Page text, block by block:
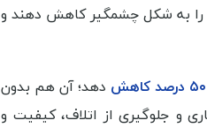
را به شکل چشمگیر کاهش دهند و
دهد؛ آن هم بدون
و جلوگیری از اتلاف، کیفیت و